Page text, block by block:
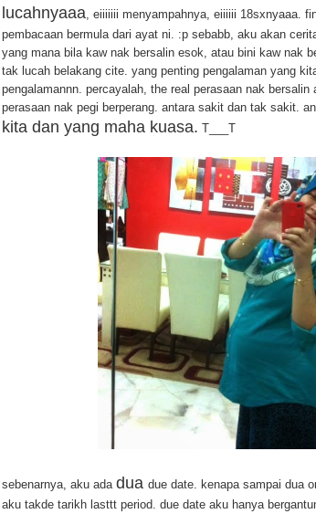
lucahnyaaa , eiiiiiii menyampahnya, eiiiiii 18sxnyaaa.
pembacaan bermula dari ayat ni. :p sebabb, aku akan
yang mana bila kaw nak bersalin esok, atau bini kaw nak
tak lucah belakang cite. yang penting pengalaman yang
pengalamannn. percayalah, the real perasaan nak bersalin
perasaan nak pegi berperang. antara sakit dan tak sakit.
kita dan yang maha kuasa. T___T
sebenarnya, aku ada dua due date. kenapa sampai dua
aku takde tarikh lasttt period. due date aku hanya